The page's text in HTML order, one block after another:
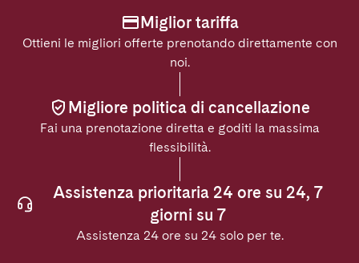
Miglior tariffa
Ottieni le migliori offerte prenotando direttamente con
noi.
Migliore politica di cancellazione
Fai una prenotazione diretta e goditi la massima
flessibilità.
Assistenza prioritaria 24 ore su 24, 7
giorni su 7
Assistenza 24 ore su 24 solo per te.